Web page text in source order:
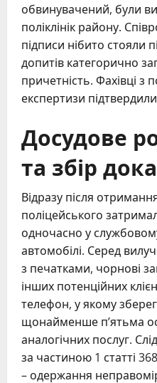
обвинувачений, були
поліклінік району.
підписи нібито стояли
допитів категорично
причетність. Фахівці з
експертизи
Досудове
та збір
Відразу після
поліцейського
одночасно у
автомобілі. Серед
з печатками, чорнові
інших потенційних
телефон, у якому
щонайменше п’ятьма
аналогічних послуг.
за частиною 1 статті
– одержання